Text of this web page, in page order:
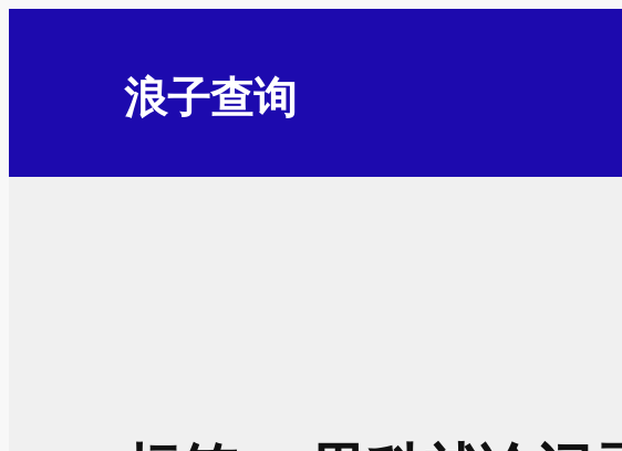
浪子查询